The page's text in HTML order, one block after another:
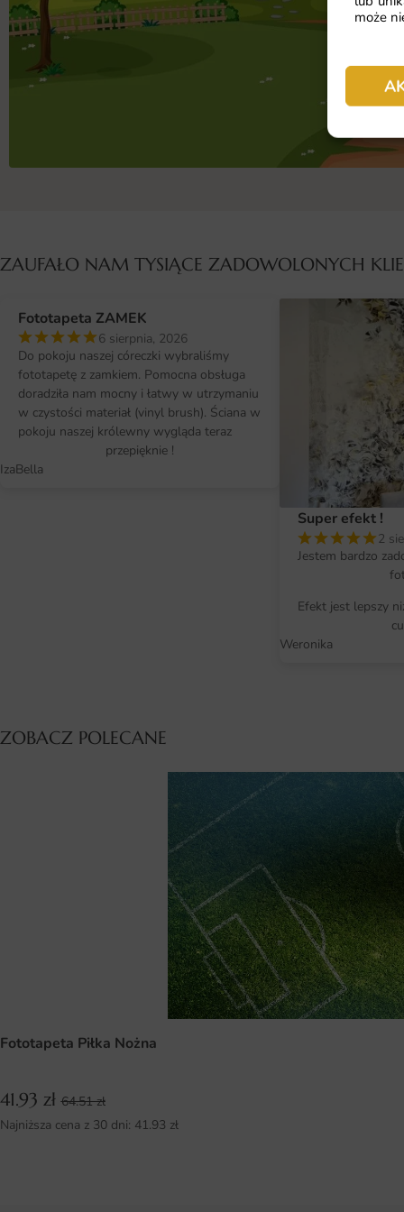
może
ZAUFAŁO NAM TYSIĄCE ZADOWOLONYCH
Fototapeta ZAMEK
6 sierpnia, 2026
Do pokoju naszej córeczki wybraliśmy
fototapetę z zamkiem. Pomocna obsługa
doradziła nam mocny i łatwy w utrzymaniu
w czystości materiał (vinyl brush). Ściana w
pokoju naszej królewny wygląda teraz
przepięknie !
IzaBella
Super efekt !
2
Jestem bardzo
Efekt jest lepszy
Weronika
ZOBACZ POLECANE
Fototapeta Piłka Nożna
41.93 zł 64.51zł
Najniższa cena z 30 dni: 41.93 zł